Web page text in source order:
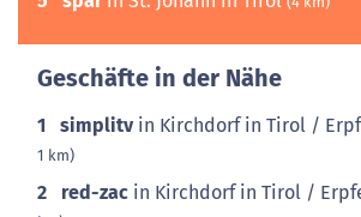
Geschäfte in der Nähe
1 simplitvin Kirchdorf in Tirol /
1 km)
2 red-zac in Kirchdorf in Tirol /